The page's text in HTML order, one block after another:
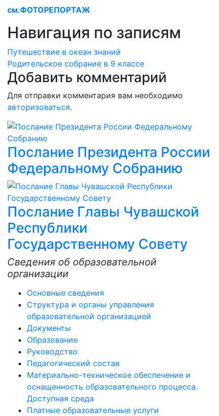
см.ФОТОРЕПОРТАЖ
Навигация по записям
Путешествие в океан знаний
Родительское собрание в 9 классе
Добавить комментарий
Для отправки комментария вам необходимо
авторизоваться.
Послание Президента России
Федеральному Собранию
Послание Главы Чувашской
Республики
Государственному Совету
Сведения об образовательной
организации
Основные сведения
Структура и органы управления
образовательной организацией
Документы
Образование
Руководство
Педагогический состав
Материально-техническое обеспечение и
оснащенность образовательного процесса.
Доступная среда
Платные образовательные услуги